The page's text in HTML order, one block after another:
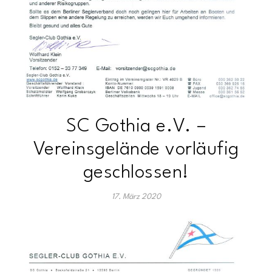
SC Gothia e.V. –
Vereinsgelände vorläufig
geschlossen!
17. März 2020